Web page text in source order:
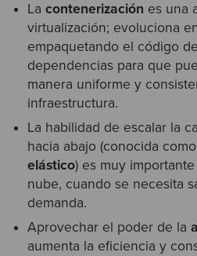
Lacontenerización es una
virtualización; evoluciona
empaquetando el código
dependencias para que
manera uniforme y
infraestructura.
La habilidad de escalar la
hacia abajo (conocida
elástico) es muy
nube, cuando se necesita
demanda.
Aprovechar el poder de la
aumenta la eficiencia y